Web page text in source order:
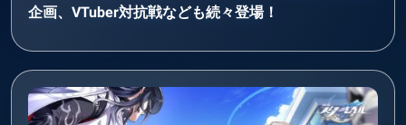
企画、VTuber対抗戦なども続々登場！